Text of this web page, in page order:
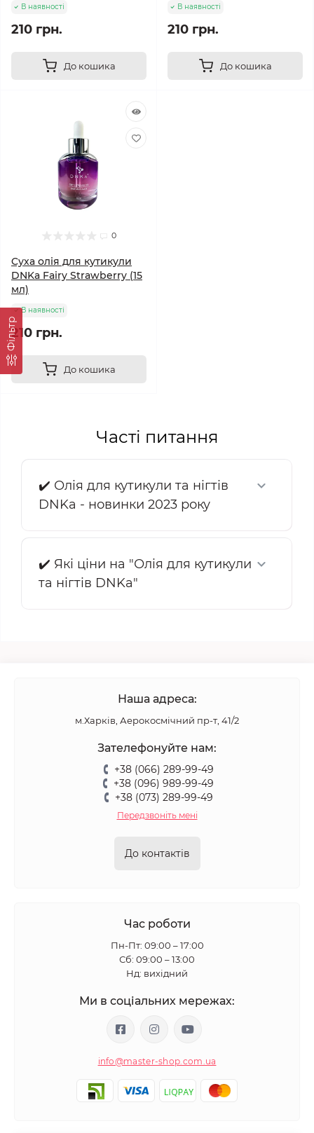
Фільтр
В наявності
210 грн.
До кошика
В наявності
210 грн.
До кошика
0
Cуха олія для кутикули
DNKa Fairy Strawberry (15
мл)
В наявності
210 грн.
До кошика
Часті питання
✔️ Олія для кутикули та нігтів
DNKa - новинки 2023 року
✔️ Які ціни на "Олія для кутикули
та нігтів DNKa"
Наша адреса:
м.Харків, Аерокосмічний пр-т, 41/2
Зателефонуйте нам:
+38 (066) 289-99-49
+38 (096) 989-99-49
+38 (073) 289-99-49
Передзвоніть мені
До контактів
Час роботи
Пн-Пт: 09:00 – 17:00
Сб: 09:00 – 13:00
Нд: вихідний
Ми в соціальних мережах:
info@master-shop.com.ua